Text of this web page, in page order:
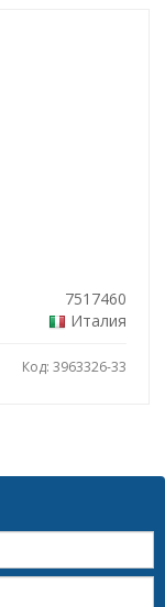
7517460
Италия
Код: 3963326-33